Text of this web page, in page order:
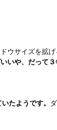
サイズを拡
いや、だって
たようです。